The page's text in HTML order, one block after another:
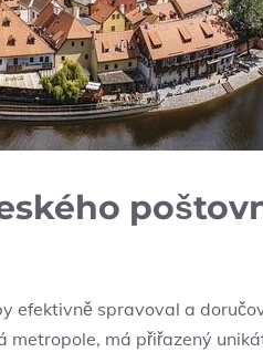
efektivně spravoval a
‌metropole, ​má přiřazený